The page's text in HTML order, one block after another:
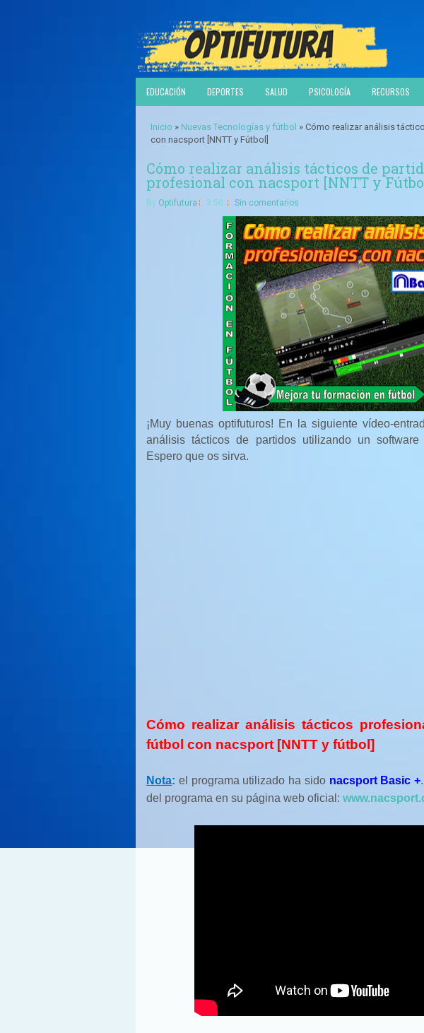
EDUCACIÓN DEPORTES SALUD PSICOLOGÍA RECURSOS
Inicio » Nuevas Tecnologías y fútbol » Cómo realizar análisis
con nacsport [NNTT y Fútbol]
Cómo realizar análisis tácticos de
profesional con nacsport [NNTT y
By Optifutura 3:50 Sin comentarios
¡Muy buenas optifuturos! En la siguiente vídeo-
análisis tácticos de partidos utilizando un software
Espero que os sirva.
Cómo realizar análisis tácticos
fútbol con nacsport [NNTT y fútbol]
Nota: el programa utilizado ha sido nacsport Basic +
del programa en su página web oficial: